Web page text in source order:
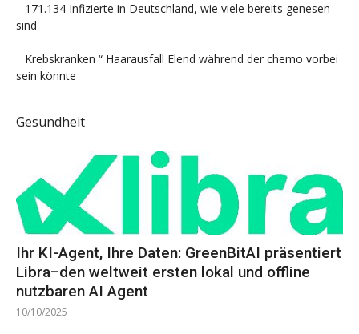
171.134 Infizierte in Deutschland, wie viele bereits genesen
sind
Krebskranken “ Haarausfall Elend während der chemo vorbei
sein könnte
Gesundheit
Ihr KI-Agent, Ihre Daten: GreenBitAI präsentiert
Libra–den weltweit ersten lokal und offline
nutzbaren AI Agent
10/10/2025